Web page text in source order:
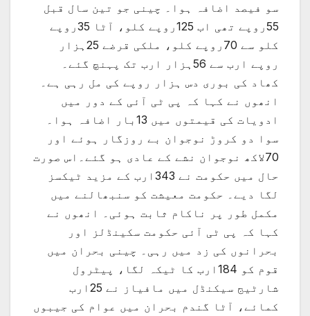
سو فیصد اضافہ ہوا۔ چینی جو تین سال قبل
55روپے تھی اب 125روپے کلو، آٹا 35روپے
کلو سے 70روپے کلو، ملکی قرضے 25ہزار
روپے ارب سے 56ہزار ارب تک پہنچ گئے۔
کھاد کی بوری دس ہزار روپے کی مل رہی ہے۔
انھوں نے کہا کہ پی ٹی آئی کے دور میں
ادویات کی قیمتوں میں 13بار اضافہ ہوا۔
سوا دو کروڑ نوجوان بے روزگار ہوئے اور
70لاکھ نوجوان نشے کے عادی ہو گئے۔اس صورت
حال میں حکومت نے 343ارب کے مزید ٹیکسز
لگا دیے۔ حکومت معیشت کو سنبھالنے میں
مکمل طور پر ناکام ثابت ہوئی۔ انھوں نے
کہا کہ پی ٹی آئی حکومت سکینڈلز اور
بحرانوں کی زد میں رہی۔ چینی بحران میں
قوم کو 184ارب کا ٹیکہ لگا، پیٹرول
شارٹیج سیکنڈل میں مافیاز نے 25ارب
کمائے، آٹا گندم بحران میں عوام کی جیبوں